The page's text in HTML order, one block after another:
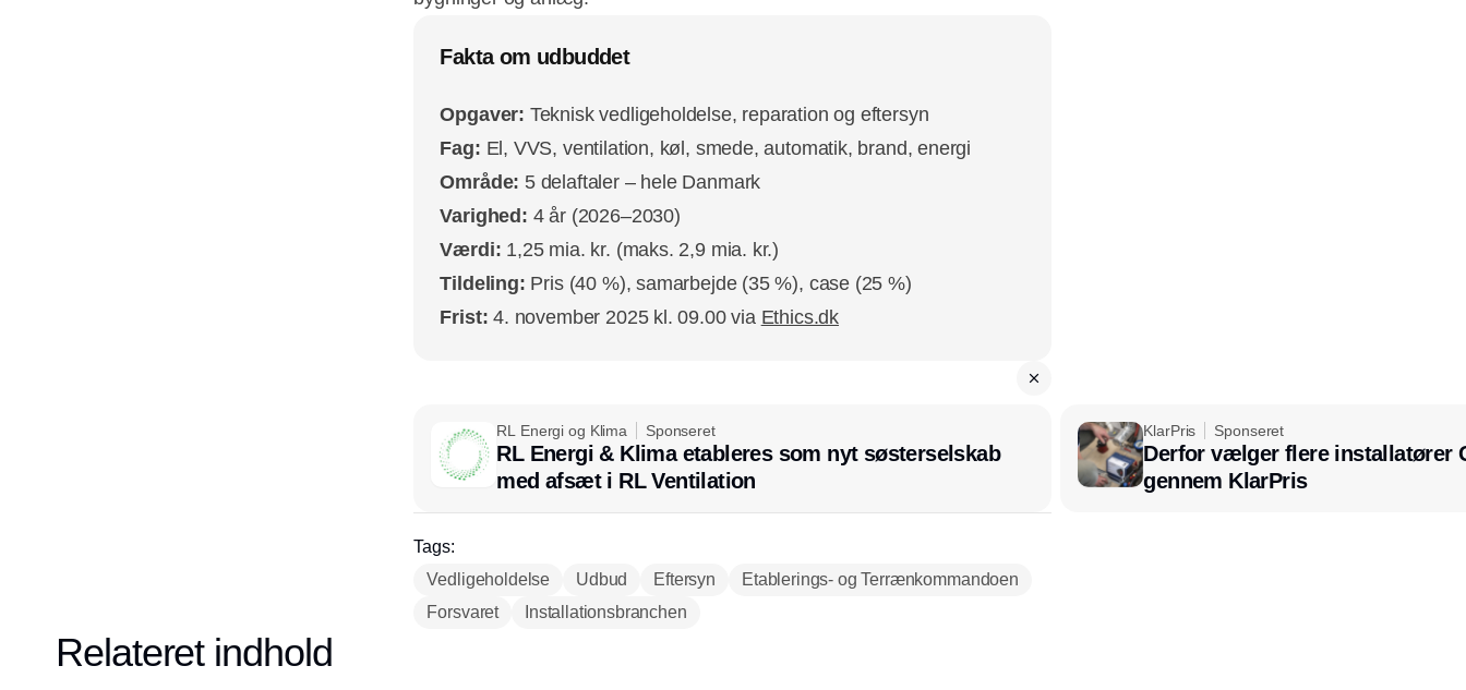
Fakta om udbuddet
Opgaver: Teknisk vedligeholdelse, reparation og eftersyn
Fag: El, VVS, ventilation, køl, smede, automatik, brand, energi
Område: 5 delaftaler – hele Danmark
Varighed: 4 år (2026–2030)
Værdi: 1,25 mia. kr. (maks. 2,9 mia. kr.)
Tildeling: Pris (40 %), samarbejde (35 %), case (25 %)
Frist: 4. november 2025 kl. 09.00 via Ethics.dk
RL Energi og Klima Sponseret
RL Energi & Klima etableres som nyt søsterselskab
med afsæt i RL Ventilation
KlarPris Sponseret
Derfor vælger flere installatører
gennem KlarPris
Tags:
Vedligeholdelse
Udbud Eftersyn
Etablerings- og Terrænkommandoen
Forsvaret
Installationsbranchen
Relateret indhold